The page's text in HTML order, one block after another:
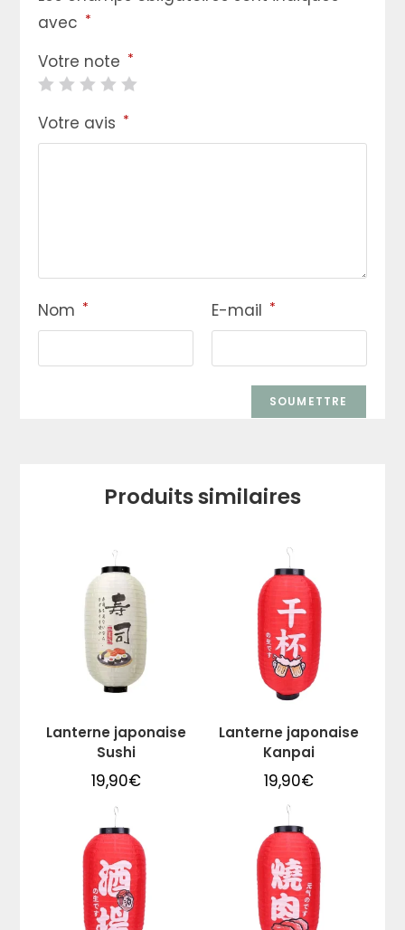
avec *
Votre note *
Votre avis *
Nom * E-mail *
Produits similaires
Lanterne japonaise
Sushi
19,90€
Lanterne japonaise
Kanpai
19,90€